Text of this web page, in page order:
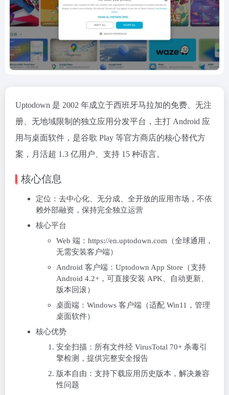
Uptodown 是 2002 年成立于西班牙马拉加的免费、无注
册、无地域限制的独立应用分发平台，主打 Android 应
用与桌面软件，是谷歌 Play 等官方商店的核心替代方
案，月活超 1.3 亿用户、支持 15 种语言。
核心信息
定位：去中心化、无分成、全开放的应用市场，不依
赖外部融资，保持完全独立运营
核心平台
Web 端：https://en.uptodown.com（全球通用，
无需安装客户端）
Android 客户端：Uptodown App Store（支持
Android 4.2+，可直接安装 APK、自动更新、
版本回滚）
桌面端：Windows 客户端（适配 Win11，管理
桌面软件）
核心优势
安全扫描：所有文件经 VirusTotal 70+ 杀毒引
擎检测，提供完整安全报告
版本自由：支持下载应用历史版本，解决兼容
性问题